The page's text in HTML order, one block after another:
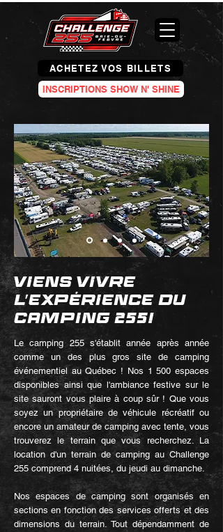
ACHETEZ VOS BILLETS
INSCRIPTIONS SHOW N' SHINE
VIENS VIVRE
L'EXPÉRIENCE DU
CAMPING 255!
Le camping 255 s'établit année après année
comme un des plus gros site de camping
événementiel au Québec ! Nos 1 500 espaces
disponibles ainsi que l'ambiance festive sur le
site sauront vous plaire à coup sûr ! Que vous
soyez un propriétaire de véhicule récréatif ou
encore un amateur de camping avec tente, vous
trouverez le terrain que vous recherchez. La
location d'un terrain de camping au Challenge
255 comprend 4 nuitées, du jeudi au dimanche.
Nos espaces de camping sont organisés en
sections en fonction des services offerts et des
dimensions du terrain. Tout dépendamment de